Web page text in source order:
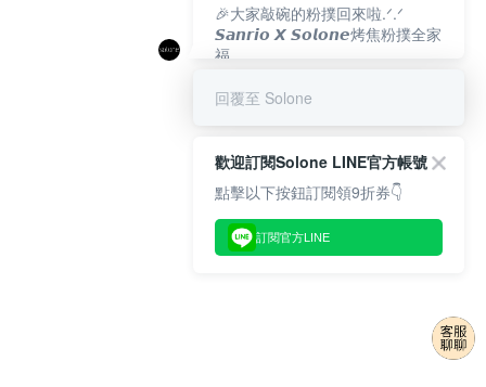
🎉大家敲碗的粉撲回來啦.ᐟ‪‪.ᐟ
𝙎𝙖𝙣𝙧𝙞𝙤 𝙓 𝙎𝙤𝙡𝙤𝙣𝙚烤焦粉撲全家
福
回覆至 Solone
歡迎訂閱Solone LINE官方帳號
點擊以下按鈕訂閱領9折券👇
訂閱官方LINE